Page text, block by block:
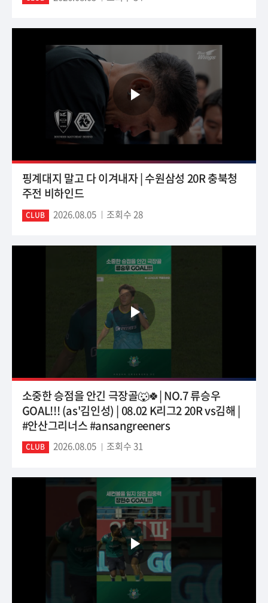
핑계대지 말고 다 이겨내자 | 수원삼성 20R 충북청
주전 비하인드
CLUB 2026.08.05 조회수 28
소중한 승점을 안긴 극장골🐺🍀| NO.7 류승우
GOAL!!! (as'김인성) | 08.02 K리그2 20R vs김해 |
#안산그리너스 #ansangreeners
CLUB 2026.08.05 조회수 31